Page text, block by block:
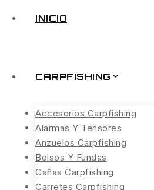
INICIO
CARPFISHING
Accesorios Carpfishing
Alarmas Y Tensores
Anzuelos Carpfishing
Bolsos Y Fundas
Cañas Carpfishing
Carretes Carpfishing